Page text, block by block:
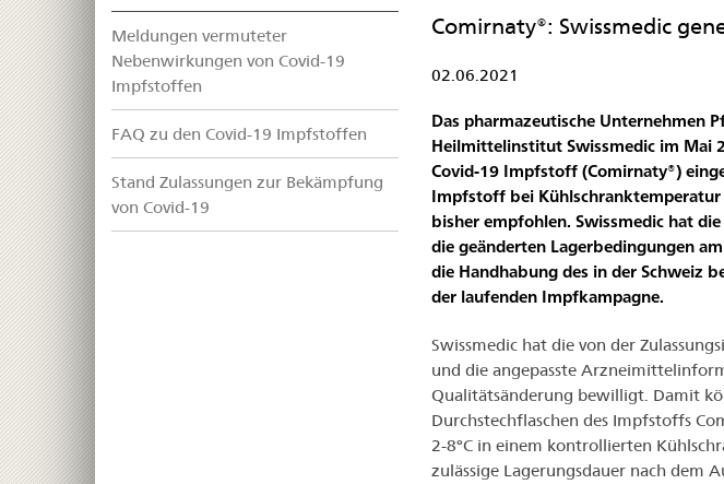
Meldungen vermuteter
Nebenwirkungen von Covid-19
Impfstoffen
FAQ zu den Covid-19 Impfstoffen
Stand Zulassungen zur Bekämpfung
von Covid-19
Comirnaty®: Swissmedic
02.06.2021
Das pharmazeutische Unternehmen
Heilmittelinstitut Swissmedic im Mai
Covid-19 Impfstoff (Comirnaty®)
Impfstoff bei
bisher empfohlen. Swissmedic hat
die geänderten Lagerbedingungen
die Handhabung des in der Schweiz
der laufenden Impfkampagne.
Swissmedic hat die von der
und die angepasste
Qualitätsänderung bewilligt. Damit
Durchstechflaschen des Impfstoffs
2-8°C in einem kontrollierten
zulässige Lagerungsdauer nach dem